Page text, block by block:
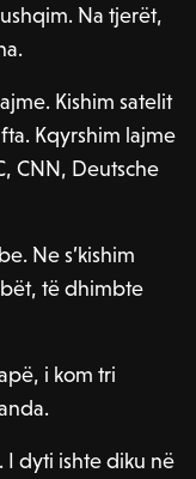
Na tjerët,
Kishim satelit
Kqyrshim lajme
CNN, Deutsche
Ne s’kishim
të dhimbte
i kom tri
I dyti ishte diku në